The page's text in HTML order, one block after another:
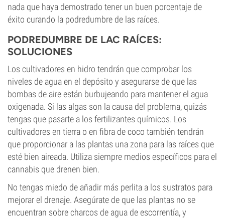
nada que haya demostrado tener un buen porcentaje de
éxito curando la podredumbre de las raíces.
PODREDUMBRE DE LAC RAÍCES:
SOLUCIONES
Los cultivadores en hidro tendrán que comprobar los
niveles de agua en el depósito y asegurarse de que las
bombas de aire están burbujeando para mantener el agua
oxigenada. Si las algas son la causa del problema, quizás
tengas que pasarte a los fertilizantes químicos. Los
cultivadores en tierra o en fibra de coco también tendrán
que proporcionar a las plantas una zona para las raíces que
esté bien aireada. Utiliza siempre medios específicos para el
cannabis que drenen bien.
No tengas miedo de añadir más perlita a los sustratos para
mejorar el drenaje. Asegúrate de que las plantas no se
encuentran sobre charcos de agua de escorrentía, y